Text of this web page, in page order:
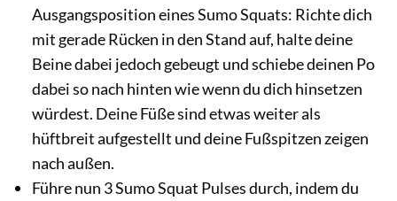
Ausgangsposition eines Sumo Squats: Richte dich
mit gerade Rücken in den Stand auf, halte deine
Beine dabei jedoch gebeugt und schiebe deinen Po
dabei so nach hinten wie wenn du dich hinsetzen
würdest. Deine Füße sind etwas weiter als
hüftbreit aufgestellt und deine Fußspitzen zeigen
nach außen.
Führe nun 3 Sumo Squat Pulses durch, indem du